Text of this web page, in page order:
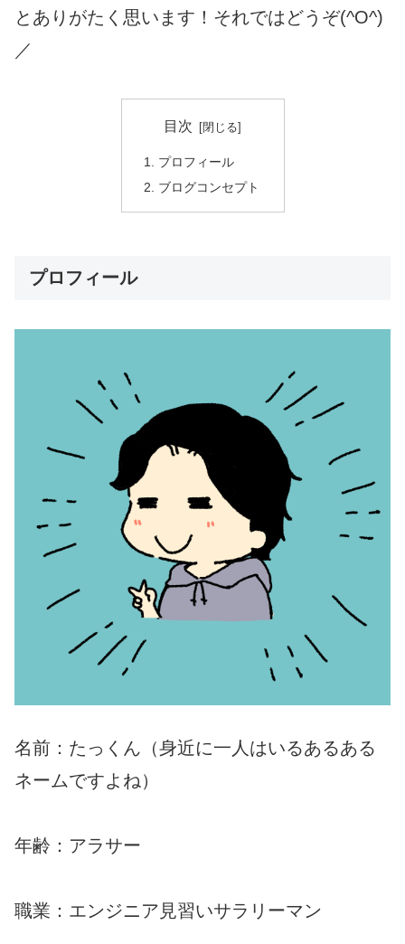
とありがたく思います！それではどうぞ(^O^)
／
目次
プロフィール
ブログコンセプト
プロフィール
名前：たっくん（身近に一人はいるあるある
ネームですよね）
年齢：アラサー
職業：エンジニア見習いサラリーマン